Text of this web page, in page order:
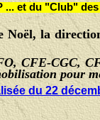
... et du "Club"
Noël, la
CFE-CGC,
pour
du 22